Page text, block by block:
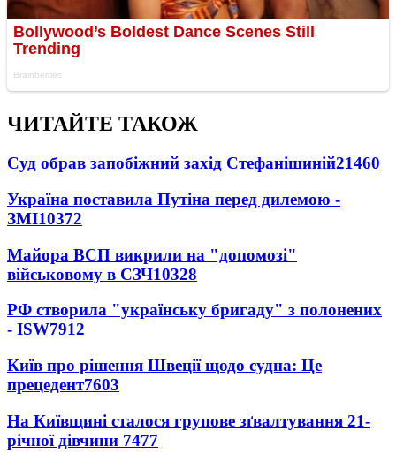
ЧИТАЙТЕ ТАКОЖ
Суд обрав запобіжний захід Стефанішиній21460
Україна поставила Путіна перед дилемою -
ЗМІ10372
Майора ВСП викрили на "допомозі"
військовому в СЗЧ10328
РФ створила "українську бригаду" з полонених
- ISW7912
Київ про рішення Швеції щодо судна: Це
прецедент7603
На Київщині сталося групове зґвалтування 21-
річної дівчини 7477